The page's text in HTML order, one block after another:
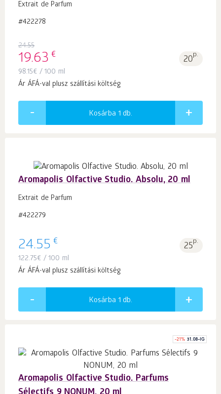
Extrait de Parfum
#422278
24.55
19.63 € 20p.
98.15€ / 100 ml
Ár ÁFÁ-val plusz szállítási költség
Kosárba 1 db.
Aromapolis Olfactive Studio. Absolu, 20 ml
Extrait de Parfum
#422279
24.55 € 25p.
122.75€ / 100 ml
Ár ÁFÁ-val plusz szállítási költség
Kosárba 1 db.
-21% 31.08-IG
Aromapolis Olfactive Studio. Parfums